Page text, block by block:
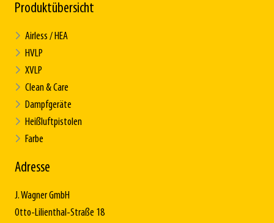
Produktübersicht
Airless / HEA
HVLP
XVLP
Clean & Care
Dampfgeräte
Heißluftpistolen
Farbe
Adresse
J. Wagner GmbH
Otto-Lilienthal-Straße 18